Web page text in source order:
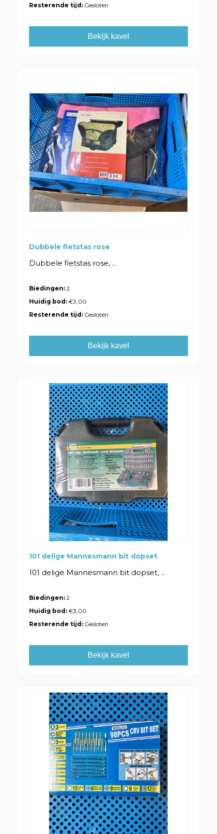
Resterende tijd: Gesloten
Bekijk kavel
Dubbele fietstas rose
Dubbele fietstas rose, ...
Biedingen: 2
Huidig bod:€3,00
Resterende tijd: Gesloten
Bekijk kavel
101 delige Mannesmann bit dopset
101 delige Mannesmann bit dopset, ...
Biedingen: 2
Huidig bod:€3,00
Resterende tijd: Gesloten
Bekijk kavel